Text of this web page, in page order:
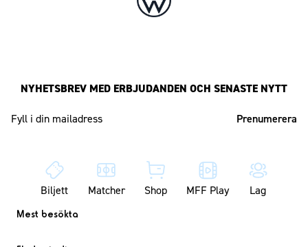
NYHETSBREV MED ERBJUDANDEN OCH SENASTE NYTT
Biljett Matcher Shop MFF Play Lag
Mest besökta